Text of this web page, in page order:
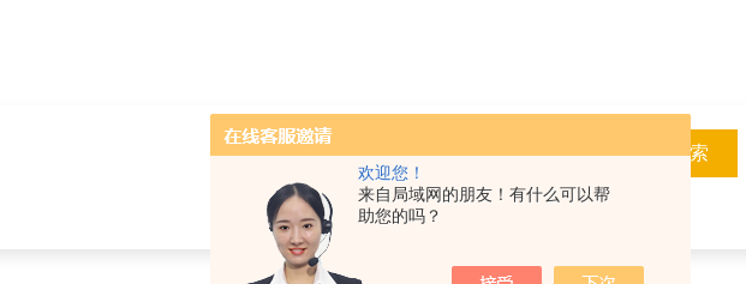
欢迎您！
来自局域网的朋友！有什么可以帮
助您的吗？